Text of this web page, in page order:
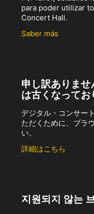
para poder utilizar
Concert Hall.
Saber más
申し訳ありま
は古くなってお
デジタル・コンサー
ただくために、ブラ
い。
詳細はこちら
지원되지 않는